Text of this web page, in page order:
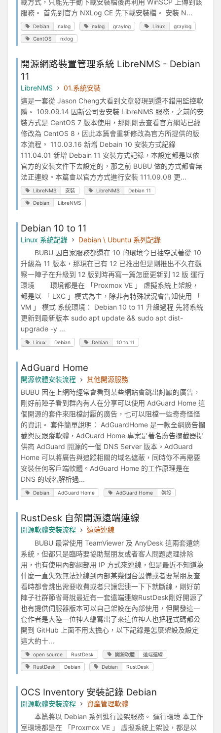
服務。 首先到官方 NXLog CE 先下載安裝檔。 安裝 N...
Debian nxlog nxlog graylog Linux graylog
CentOS nxlog
開源網路裝置管理系統 LibreNMS - Debian
11
LibreNMS
01.系統安裝
這是一套從 Jason Cheng大看到文章發現到還不錯用監控軟
體。 109.09.14 因新公司要安裝 LibreNMS 服務，之前的安
裝方式是 CentOS 7 版本使用，那剛剛去查看官方網站已經
修改為 CentOS 8，因此本篇會重新修改為官方所提供的版
本流程。 110.03.16 新增 Debain 10 安裝方式記錄
111.04.01 新增 Debain 11 安裝方式記錄，本設定都是以依
官方的安裝文件下去設定的，那之前 BUBU 做的方式都會無
法正連線。本篇會以官方方式進行安裝 111.09.08 更...
LibreNMS 安裝 LibreNMS Debian 11
Debian LibreNMS
Debian 10 to 11
Linux 系統記錄
Debian \ Ubuntu 系列記錄
BUBU 因自家服務都還在 10 的環境今日抽空試著從 10
升級為 11 版本，那現在已有 12 已推出但是剛推出不久在觀
察一陣子在升級到 12 版到時再寫一篇怎麼更新到 12 版 運行
環境 環境都是在 「Proxmox VE 」 虛擬系統上架設，
都是以 「 LXC 」模式為主，除非有特殊狀況會告知使用 「
VM 」 模式 系統環境： Debian 10 to 11 升級過程 先將系統
更新到最新版本 sudo apt update && sudo apt dist-
upgrade -y ...
Linux Debian Debian 10 to 11
AdGuard Home
開源軟體安裝流程
其他開源服務
BUBU 因在上網時經常會看到某些網站會跳出討厭的廣告，
剛好前陣子看到群內有人在分享可以使用 AdGuard Home 這
個開源的套件來阻檔討厭的廣告，也可以阻檔一些奇奇怪怪
的資訊。 套件簡單說明： AdGuardHome 是一款全網廣告攔
截與反跟蹤軟體，AdGuard Home 專案是著名廣告攔截器提
供商 AdGuard 開源的一個 DNS Server 版本。AdGuard
Home 可以將廣告與追蹤相關的域名遮蔽，同時你不再需要
安裝任何客戶端軟體。AdGuard Home 的工作原理是在
DNS 的域名解析過...
Debian AdGuard Home AdGuard Home 架設
RustDesk 自架開源遠端連線
開源軟體安裝流程
遠端連線
BUBU 最常使用 TeamViewer 及 AnyDesk 這兩套遠端
系統，但都只是臨時要協助幫朋友或者客人問題處理排除
用，也有使用內部網部用 IP 方式來連線，但是最近不知道為
什麼一直失效無法連線到內部某幾個台設備或者要幫朋友查
看時都會跳出需要收費或者只讓您連一下下就斷線，剛好前
陣子社群節省哥說最近有一套遠端連線RustDesk剛好開源了
也有提供伺服器版本可以自己架設在內部使用，但開發這一
套作者是大陸一位神人編寫出了來這位神人也把程式碼都公
開到 GitHub 上面不用太擔心，以下記錄是怎麼架設及設定
這大約十...
open source RustDesk 開源軟體 遠端連線
RustDesk Debian Debian RustDesk
OCS Inventory 安裝記錄 Debian
開源軟體安裝流程
資產管理軟體
本篇將以 Debian 系列進行設架服務。 運行環境 本工作
室環境都是在 「Proxmox VE 」 虛擬系統上架設，都是以